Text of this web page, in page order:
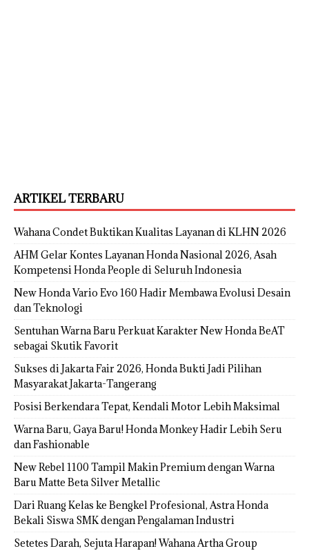
ARTIKEL TERBARU
Wahana Condet Buktikan Kualitas Layanan di KLHN 2026
AHM Gelar Kontes Layanan Honda Nasional 2026, Asah
Kompetensi Honda People di Seluruh Indonesia
New Honda Vario Evo 160 Hadir Membawa Evolusi Desain
dan Teknologi
Sentuhan Warna Baru Perkuat Karakter New Honda BeAT
sebagai Skutik Favorit
Sukses di Jakarta Fair 2026, Honda Bukti Jadi Pilihan
Masyarakat Jakarta-Tangerang
Posisi Berkendara Tepat, Kendali Motor Lebih Maksimal
Warna Baru, Gaya Baru! Honda Monkey Hadir Lebih Seru
dan Fashionable
New Rebel 1100 Tampil Makin Premium dengan Warna
Baru Matte Beta Silver Metallic
Dari Ruang Kelas ke Bengkel Profesional, Astra Honda
Bekali Siswa SMK dengan Pengalaman Industri
Setetes Darah, Sejuta Harapan! Wahana Artha Group